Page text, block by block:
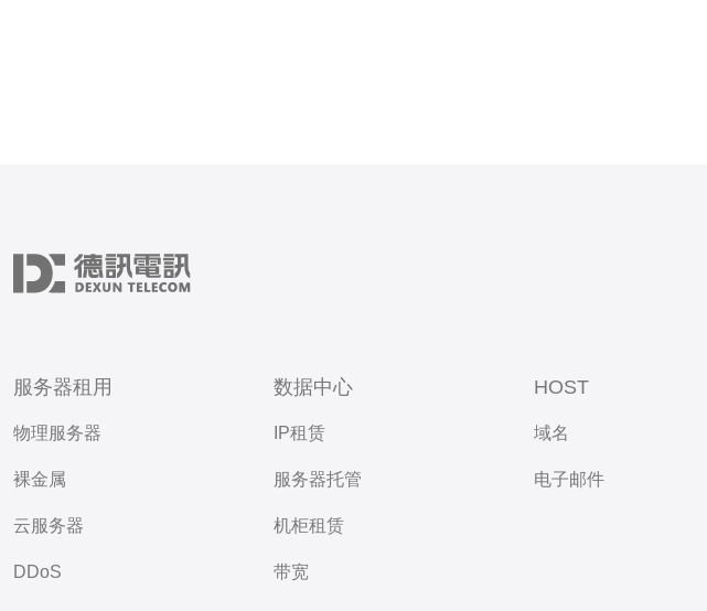
服务器租用
物理服务器
裸金属
云服务器
DDoS
数据中心
IP租赁
服务器托管
机柜租赁
带宽
HOST
域名
电子邮件